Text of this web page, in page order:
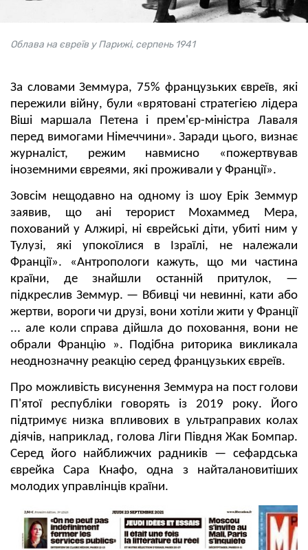
Облава на євреїв у Парижі, серпень 1941
За словами Земмура, 75% французьких євреїв, які
пережили війну, були «врятовані стратегією лідера
Віші маршала Петена і прем'єр-міністра Лаваля
перед вимогами Німеччини». Заради цього, визнає
журналіст, режим навмисно «пожертвував
іноземними євреями, які проживали у Франції».
Зовсім нещодавно на одному із шоу Ерік Земмур
заявив, що ані терорист Мохаммед Мера,
похований у Алжирі, ні єврейські діти, убиті ним у
Тулузі, які упокоїлися в Ізраїлі, не належали
Франції». «Антропологи кажуть, що ми частина
країни, де знайшли останній притулок, —
підкреслив Земмур. — Вбивці чи невинні, кати або
жертви, вороги чи друзі, вони хотіли жити у Франції
... але коли справа дійшла до поховання, вони не
обрали Францію ». Подібна риторика викликала
неоднозначну реакцію серед французьких євреїв.
Про можливість висунення Земмура на пост голови
П'ятої республіки говорять із 2019 року. Його
підтримує низка впливових в ультраправих колах
діячів, наприклад, голова Ліги Півдня Жак Бомпар.
Серед його найближчих радників — сефардська
єврейка Сара Кнафо, одна з найталановитіших
молодих управлінців країни.